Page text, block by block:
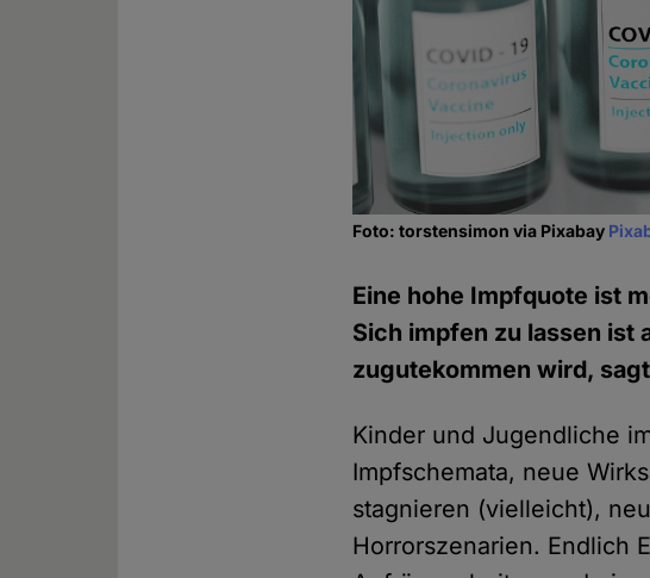
Foto: torstensimon via Pixabay
Eine hohe Impfquote ist
Sich impfen zu lassen ist
zugutekommen wird,
Kinder und Jugendliche
Impfschemata, neue
stagnieren (vielleicht),
Horrorszenarien. Endlich